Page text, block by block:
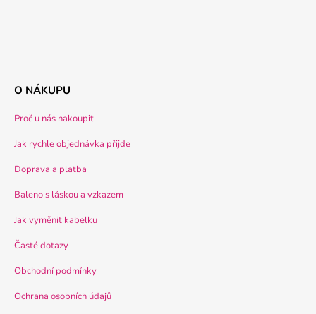
O NÁKUPU
Proč u nás nakoupit
Jak rychle objednávka přijde
Doprava a platba
Baleno s láskou a vzkazem
Jak vyměnit kabelku
Časté dotazy
Obchodní podmínky
Ochrana osobních údajů